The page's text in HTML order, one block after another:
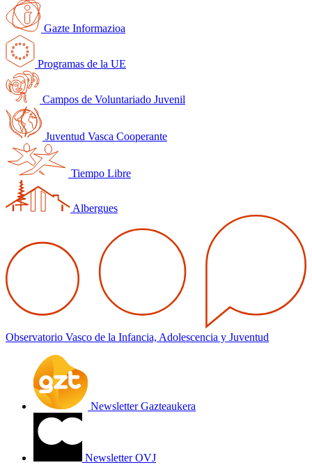
Gazte Informazioa
Programas de la UE
Campos de Voluntariado Juvenil
Juventud Vasca Cooperante
Tiempo Libre
Albergues
Observatorio Vasco de la Infancia, Adolescencia y Juventud
Newsletter Gazteaukera
Newsletter OVJ